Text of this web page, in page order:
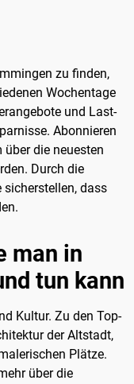
zu finden,
Wochentage
und Last-
Abonnieren
über die neuesten
Durch die
dass
man in
tun kann
Kultur. Zu den Top-
der Altstadt,
Plätze.
über die